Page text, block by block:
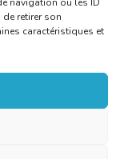
retirer son
caractéristiques et